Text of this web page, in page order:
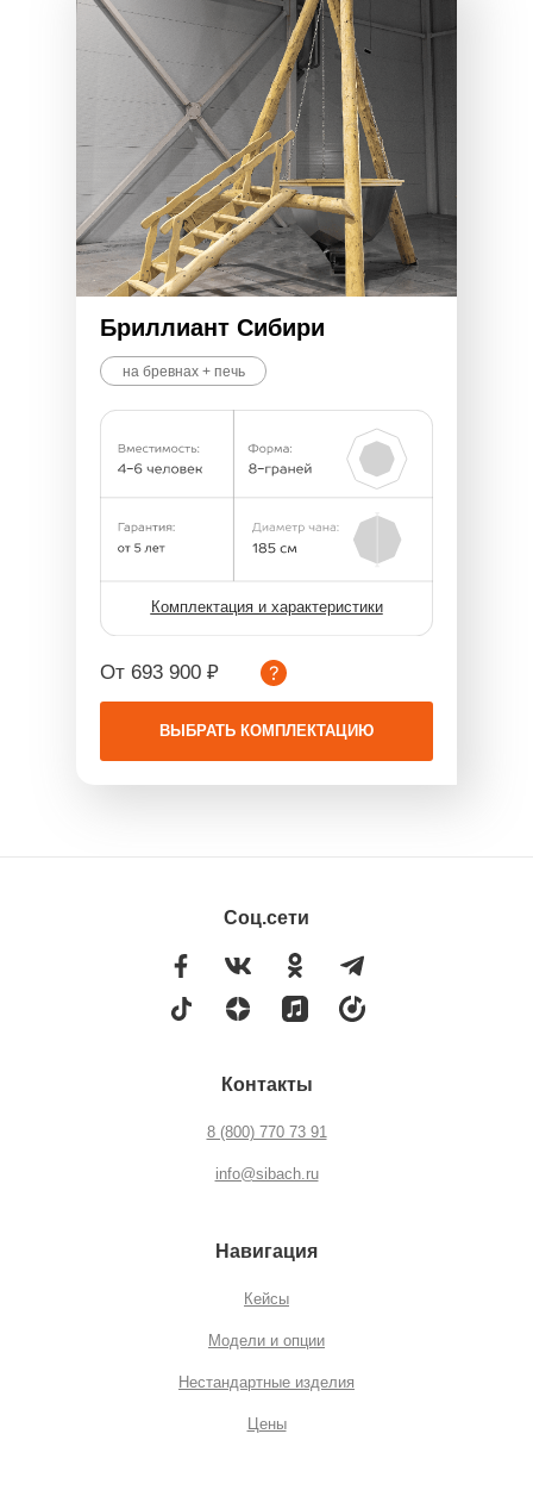
Бриллиант Сибири
на бревнах + печь
От 693 900 ₽
ВЫБРАТЬ КОМПЛЕКТАЦИЮ
Комплектация и характеристики
Соц.сети
Контакты
Навигация
Кейсы
Модели и опции
Нестандартные изделия
Цены
8 (800) 770 73 91
info@sibach.ru